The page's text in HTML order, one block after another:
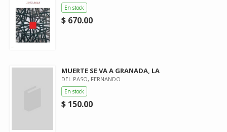
En stock
$ 670.00
MUERTE SE VA A GRANADA, LA
DEL PASO, FERNANDO
En stock
$ 150.00